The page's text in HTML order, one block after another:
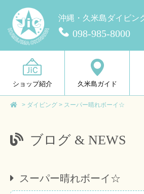
沖縄・久米島ダイビン
098-985-8000
ショップ紹介 久米島ガイド
> ダイビング > スーパー晴れボーイ☆
ブログ & NEWS
スーパー晴れボーイ☆